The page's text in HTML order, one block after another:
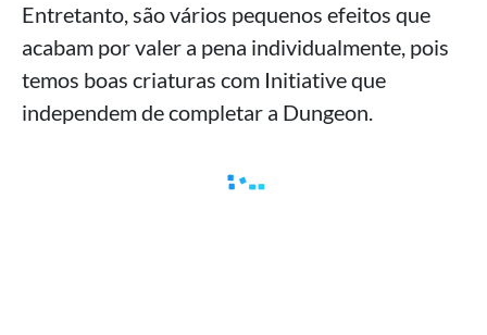
Entretanto, são vários pequenos efeitos que
acabam por valer a pena individualmente, pois
temos boas criaturas com Initiative que
independem de completar a Dungeon.